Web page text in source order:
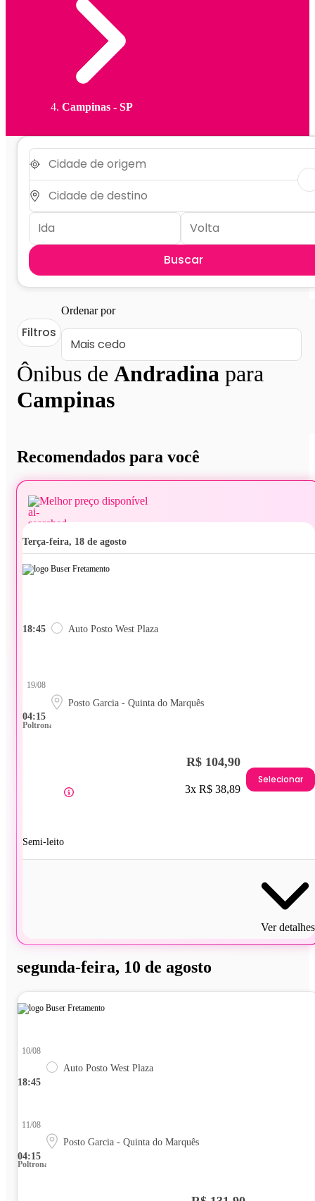
Campinas - SP
Buscar
Ônibus de Andradina para
Campinas
Filtros
Ordenar por
Recomendados para você
Melhor preço disponível
terça-feira, 18 de agosto
18:45 Auto Posto West Plaza
04:15
19/08
Posto Garcia - Quinta do Marquês
Poltrona
Semi-leito
R$ 104,90
3x R$ 38,89
Selecionar
Ver detalhes
segunda-feira, 10 de agosto
18:45
10/08
Auto Posto West Plaza
04:15
11/08
Posto Garcia - Quinta do Marquês
Poltrona